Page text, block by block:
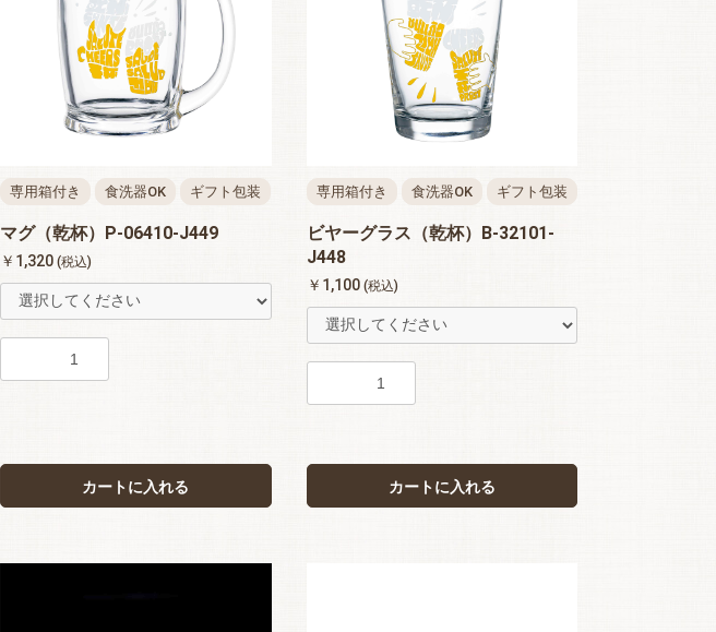
専用箱付き 食洗器OK ギフト包装
マグ（乾杯）P-06410-J449
￥1,320 (税込)
カートに入れる
専用箱付き 食洗器OK ギフト包装
ビヤーグラス（乾杯）B-32101-
J448
￥1,100 (税込)
カートに入れる